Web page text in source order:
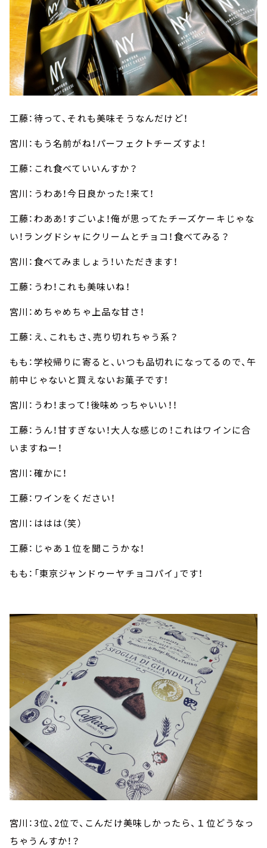
工藤：待って、それも美味そうなんだけど！
宮川：もう名前がね！パーフェクトチーズすよ！
工藤：これ食べていいんすか？
宮川：うわあ！今日良かった！来て！
工藤：わああ！すごいよ！俺が思ってたチーズケーキじゃな
い！ラングドシャにクリームとチョコ！食べてみる？
宮川：食べてみましょう！いただきます！
工藤：うわ！これも美味いね！
宮川：めちゃめちゃ上品な甘さ！
工藤：え、これもさ、売り切れちゃう系？
もも：学校帰りに寄ると、いつも品切れになってるので、午
前中じゃないと買えないお菓子です！
宮川：うわ！まって！後味めっちゃいい！！
工藤：うん！甘すぎない！大人な感じの！これはワインに合
いますねー！
宮川：確かに！
工藤：ワインをください！
宮川：ははは（笑）
工藤：じゃあ１位を聞こうかな！
もも：「東京ジャンドゥーヤチョコパイ」です！
宮川：3位、2位で、こんだけ美味しかったら、１位どうなっ
ちゃうんすか！？